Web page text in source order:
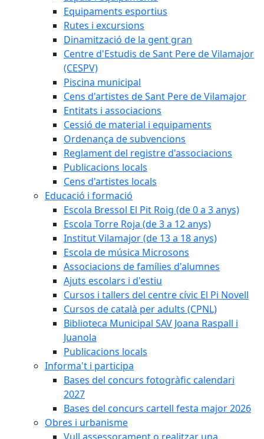
Equipaments esportius
Rutes i excursions
Dinamització de la gent gran
Centre d'Estudis de Sant Pere de Vilamajor
(CESPV)
Piscina municipal
Cens d'artistes de Sant Pere de Vilamajor
Entitats i associacions
Cessió de material i equipaments
Ordenança de subvencions
Reglament del registre d'associacions
Publicacions locals
Cens d'artistes locals
Educació i formació
Escola Bressol El Pit Roig (de 0 a 3 anys)
Escola Torre Roja (de 3 a 12 anys)
Institut Vilamajor (de 13 a 18 anys)
Escola de música Microsons
Associacions de famílies d'alumnes
Ajuts escolars i d'estiu
Cursos i tallers del centre cívic El Pi Novell
Cursos de català per adults (CPNL)
Biblioteca Municipal SAV Joana Raspall i
Juanola
Publicacions locals
Informa't i participa
Bases del concurs fotogràfic calendari
2027
Bases del concurs cartell festa major 2026
Obres i urbanisme